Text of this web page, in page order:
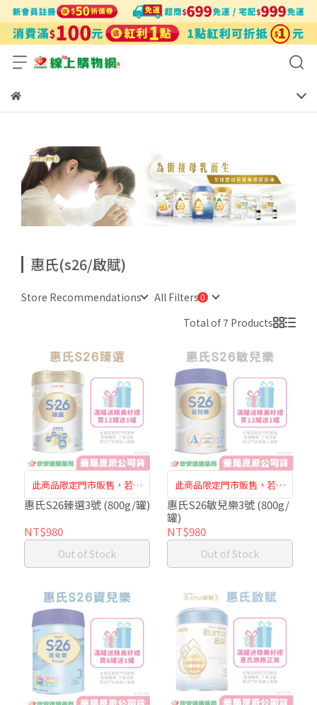
惠氏(s26/啟賦)
Store Recommendations
All Filters
Total of 7 Products
此商品限定門市販售，若需
購買、了解活動，請洽門市
惠氏S26臻選3號 (800g/罐)
NT$980
Out of Stock
此商品限定門市販售，若需
購買、了解活動，請洽門市
惠氏S26敏兒樂3號 (800g/
罐)
NT$980
Out of Stock